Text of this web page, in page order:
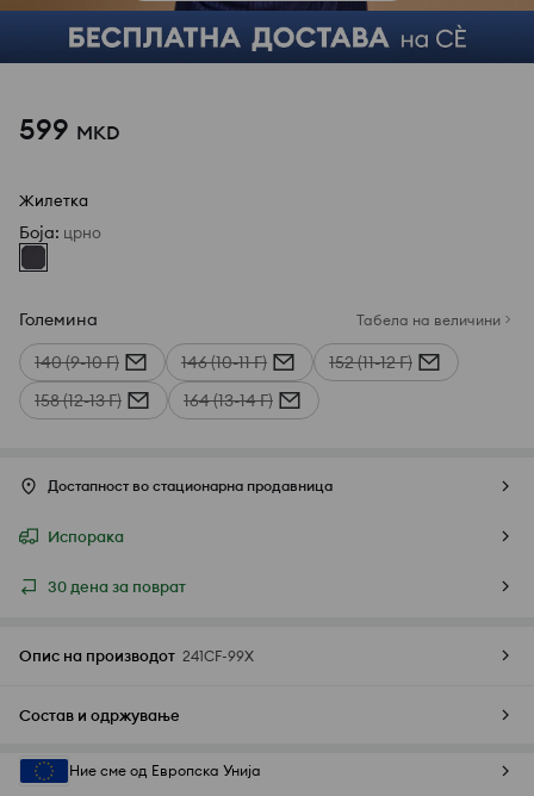
599 MKD
Жилетка
Боја: црно
Големина Табела на величини
140 (9-10 Г) 146 (10-11 Г)
152 (11-12 Г)
158 (12-13 Г)
164 (13-14 Г)
Достапност во стационарна продавница
Испорака
30 дена за поврат
Опис на производот 241CF-99X
Состав и одржување
Ние сме од Европска Унија